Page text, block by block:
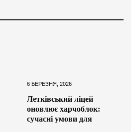
6 БЕРЕЗНЯ, 2026
Летківський ліцей
оновлює харчоблок:
сучасні умови для